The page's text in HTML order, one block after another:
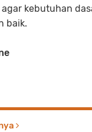
agar kebutuhan
baik.